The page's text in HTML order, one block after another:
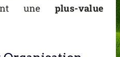
une plus-value